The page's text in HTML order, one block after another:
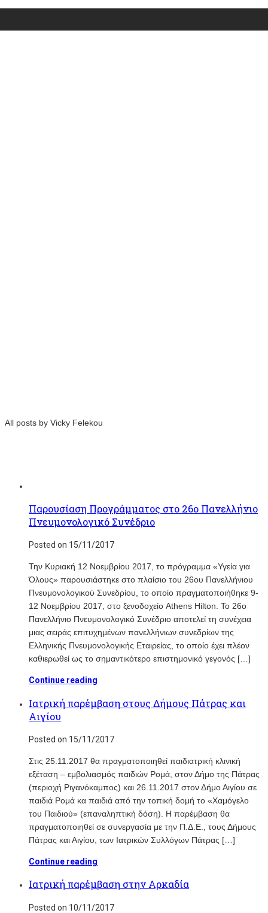
All posts by Vicky Felekou
Παρουσίαση Προγράμματος στο 26ο Πανελλήνιο
Πνευμονολογικό Συνέδριο
Posted on 15/11/2017
Την Κυριακή 12 Νοεμβρίου 2017, το πρόγραμμα «Υγεία για
Όλους» παρουσιάστηκε στο πλαίσιο του 26ου Πανελλήνιου
Πνευμονολογικού Συνεδρίου, το οποίο πραγματοποιήθηκε 9-
12 Νοεμβρίου 2017, στο ξενοδοχείο Athens Hilton. Το 26ο
Πανελλήνιο Πνευμονολογικό Συνέδριο αποτελεί τη συνέχεια
μιας σειράς επιτυχημένων πανελλήνιων συνεδρίων της
Ελληνικής Πνευμονολογικής Εταιρείας, το οποίο έχει πλέον
καθιερωθεί ως το σημαντικότερο επιστημονικό γεγονός […]
Continue reading
Ιατρική παρέμβαση στους Δήμους Πάτρας και
Αιγίου
Posted on 15/11/2017
Στις 25.11.2017 θα πραγματοποιηθεί παιδιατρική κλινική
εξέταση – εμβολιασμός παιδιών Ρομά, στον Δήμο της Πάτρας
(περιοχή Ριγανόκαμπος) και 26.11.2017 στον Δήμο Αιγίου σε
παιδιά Ρομά κα παιδιά από την τοπική δομή το «Χαμόγελο
του Παιδιού» (επαναληπτική δόση). Η παρέμβαση θα
πραγματοποιηθεί σε συνεργασία με την Π.Δ.Ε., τους Δήμους
Πάτρας και Αιγίου, των Ιατρικών Συλλόγων Πάτρας […]
Continue reading
Ιατρική παρέμβαση στην Αρκαδία
Posted on 10/11/2017